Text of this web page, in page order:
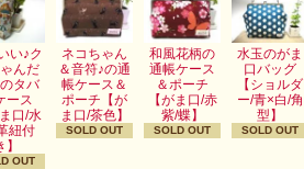
い♪ク
んだ
タバ
ース
ま口/水
紐付
】
OUT
ネコちゃん
＆音符♪の通
帳ケース＆
ポーチ【が
ま口/茶色】
SOLD OUT
和風花柄の
通帳ケース
＆ポーチ
【がま口/赤
紫/蝶】
SOLD OUT
水玉のがま
口バッグ
【ショルダ
ー/青×白/角
型】
SOLD OUT